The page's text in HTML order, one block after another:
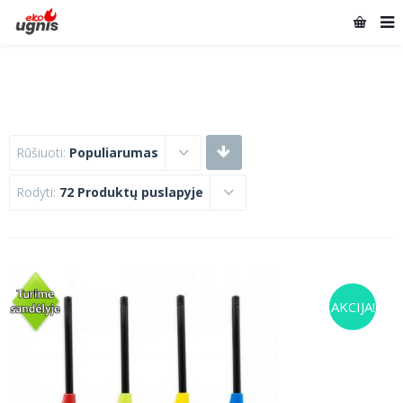
Rūšiuoti: Populiarumas
Rodyti: 72 Produktų puslapyje
AKCIJA!